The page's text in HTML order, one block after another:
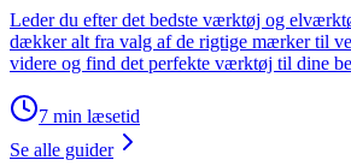
Leder du efter det bedste værktøj og
dækker alt fra valg af de rigtige mærker til
videre og find det perfekte værktøj til dine
7 min læsetid
Se alle guider